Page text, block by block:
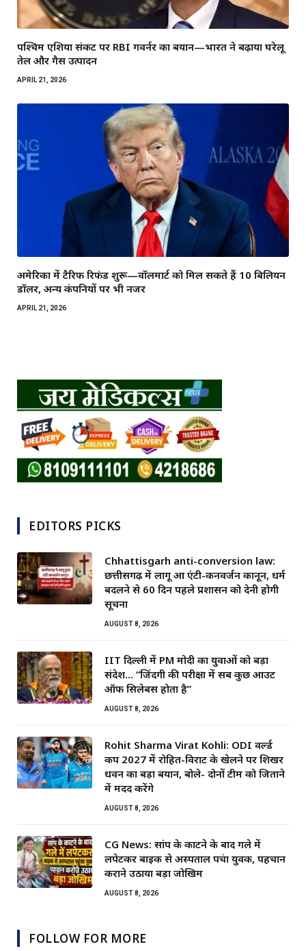
पश्चिम एशिया संकट पर RBI गवर्नर का बयान—भारत ने बढ़ाया घरेलू
तेल और गैस उत्पादन
APRIL 21, 2026
अमेरिका में टैरिफ रिफंड शुरू—वॉलमार्ट को मिल सकते हैं 10 बिलियन
डॉलर, अन्य कंपनियों पर भी नजर
APRIL 21, 2026
EDITORS PICKS
Chhattisgarh anti-conversion law:
छत्तीसगढ़ में लागू हुआ एंटी-कनवर्जन कानून, धर्म
बदलने से 60 दिन पहले प्रशासन को देनी होगी
सूचना
AUGUST 8, 2026
IIT दिल्ली में PM मोदी का युवाओं को बड़ा
संदेश… “जिंदगी की परीक्षा में सब कुछ आउट
ऑफ सिलेबस होता है”
AUGUST 8, 2026
Rohit Sharma Virat Kohli: ODI वर्ल्ड
कप 2027 में रोहित-विराट के खेलने पर शिखर
धवन का बड़ा बयान, बोले- दोनों टीम को जिताने
में मदद करेंगे
AUGUST 8, 2026
CG News: सांप के काटने के बाद गले में
लपेटकर बाइक से अस्पताल पहुंचा युवक, पहचान
कराने उठाया बड़ा जोखिम
AUGUST 8, 2026
FOLLOW FOR MORE